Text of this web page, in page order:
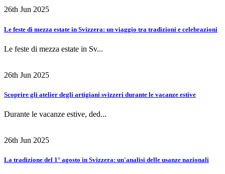
26th Jun 2025
Le feste di mezza estate in Svizzera: un viaggio tra tradizioni e celebrazioni
Le feste di mezza estate in Sv...
26th Jun 2025
Scoprire gli atelier degli artigiani svizzeri durante le vacanze estive
Durante le vacanze estive, ded...
26th Jun 2025
La tradizione del 1° agosto in Svizzera: un'analisi delle usanze nazionali